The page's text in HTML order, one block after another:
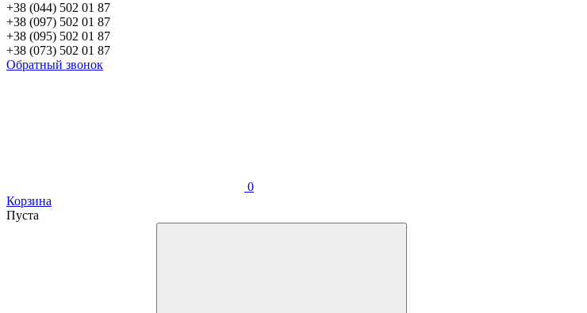
+38 (044) 502 01 87
+38 (097) 502 01 87
+38 (095) 502 01 87
+38 (073) 502 01 87
Обратный звонок
0
Корзина
Пуста